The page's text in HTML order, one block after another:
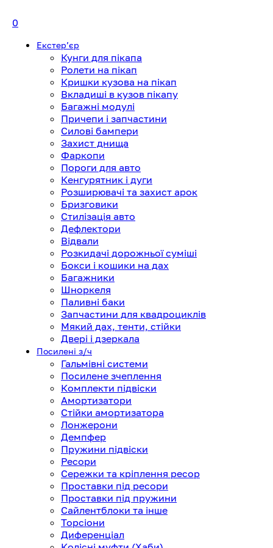
0
Екстерʼєр
Кунги для пікапа
Ролети на пікап
Кришки кузова на пікап
Вкладиші в кузов пікапу
Багажні модулі
Причепи і запчастини
Силові бампери
Захист днища
Фаркопи
Пороги для авто
Кенгурятник і дуги
Розширювачі та захист арок
Бризговики
Стилізація авто
Дефлектори
Відвали
Розкидачі дорожньої суміші
Бокси і кошики на дах
Багажники
Шноркеля
Паливні баки
Запчастини для квадроциклів
Мякий дах, тенти, стійки
Двері і дзеркала
Посилені з/ч
Гальмівні системи
Посилене зчеплення
Комплекти підвіски
Амортизатори
Стійки амортизатора
Лонжерони
Демпфер
Пружини підвіски
Ресори
Сережки та кріплення ресор
Проставки під ресори
Проставки під пружини
Сайлентблоки та інше
Торсіони
Диференціал